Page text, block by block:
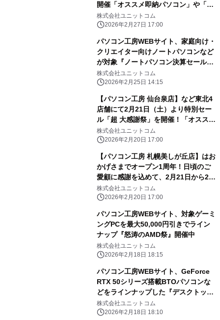
開催「オススメ即納パソコン」や「PC
パーツ・周辺機器等の日替わりセール
商品」など、お買い得商品を全力でご
株式会社ユニットコム
2026年2月27日 17:00
パソコン工房WEBサイト、家庭向け・
クリエイター向けノートパソコンなど
が対象『ノートパソコン決算セール』
開催中
株式会社ユニットコム
2026年2月25日 14:15
【パソコン工房 仙台泉店】など東北4
店舗にて2月21日（土）より特別セー
ル「超 大感謝祭」を開催！「オススメ
即納パソコン」を豊富に取り揃え！さ
らに人気のPCパーツ・周辺機器・中古
株式会社ユニットコム
2026年2月20日 17:00
【パソコン工房 札幌美しが丘店】はお
かげさまでオープン1周年！日頃のご
愛顧に感謝を込めて、2月21日から2月
27日まで「札幌美しが丘店 オープン1
周年記念セール」を開催！人気のPCパ
提供
株式会社ユニットコム
2026年2月20日 17:00
パソコン工房WEBサイト、対象ゲーミ
ングPCを最大50,000円引きでライン
ナップ『怒涛のAMD祭』開催中
株式会社ユニットコム
2026年2月18日 18:15
パソコン工房WEBサイト、GeForce
RTX 50シリーズ搭載BTOパソコンな
どをラインナップした『デスクトップ
PC ゲーミングPC セール』開催中
株式会社ユニットコム
2026年2月18日 18:10